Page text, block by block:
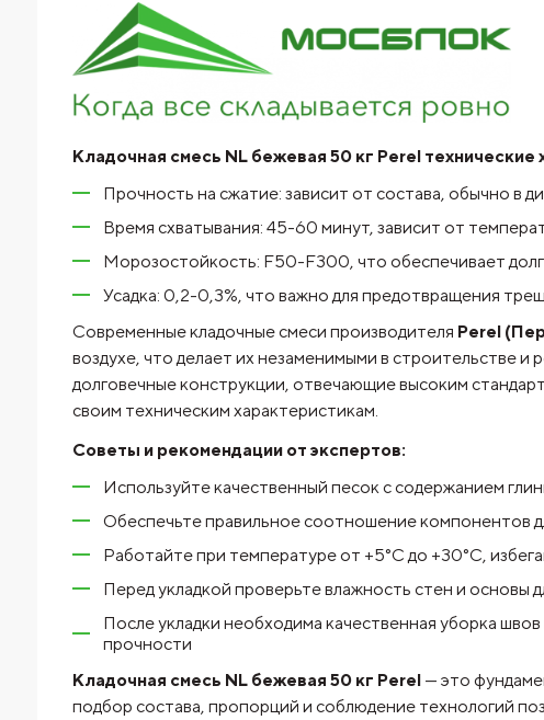
Кладочная смесь NL бежевая 50 кг Perel технические
Прочность на сжатие: зависит от состава, обычно в
Время схватывания: 45-60 минут, зависит от
Морозостойкость: F50-F300, что обеспечивает
Усадка: 0,2-0,3%, что важно для предотвращения
Современные кладочные смеси производителя Perel
воздухе, что делает их незаменимыми в строительстве и
долговечные конструкции, отвечающие высоким
своим техническим характеристикам.
Советы и рекомендации от экспертов:
Используйте качественный песок с содержанием
Обеспечьте правильное соотношение компонентов
Работайте при температуре от +5°C до +30°C,
Перед укладкой проверьте влажность стен и основы
После укладки необходима качественная уборка
прочности
Кладочная смесь NL бежевая 50 кг Perel— это
подбор состава, пропорций и соблюдение технологий